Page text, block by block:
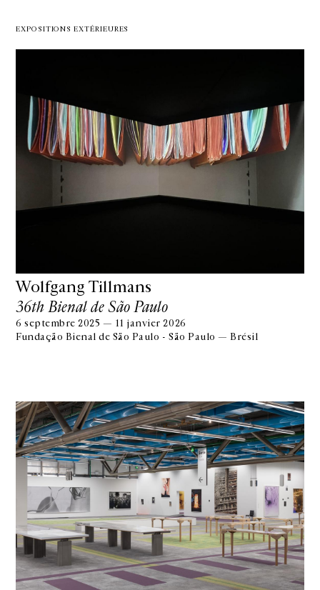
EXPOSITIONS EXTÉRIEURES
Wolfgang Tillmans
36th Bienal de São Paulo
6 septembre 2025 — 11 janvier 2026
Fundação Bienal de São Paulo - São Paulo — Brésil
GALERIE CHANTAL CROUSEL
10 RUE CHARLOT, 75003 PARIS
T.+33 1 42 77 38 87
GALERIE@CROUSEL.COM
HORAIRES D'OUVERTURE
DU MARDI AU VENDREDI